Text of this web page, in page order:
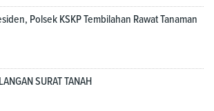
Polsek KSKP Tembilahan Rawat Tanaman
SURAT TANAH